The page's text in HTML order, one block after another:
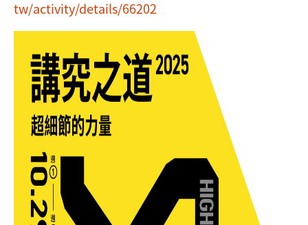
tw/activity/details/66202